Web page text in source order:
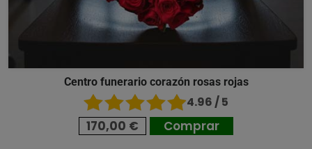
Centro funerario corazón rosas rojas
4.96 / 5
170,00 € Comprar